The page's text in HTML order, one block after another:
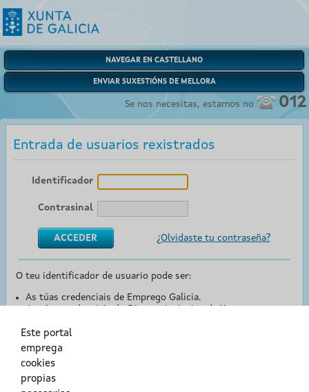
NAVEGAR EN CASTELLANO
ENVIAR SUXESTIÓNS DE MELLORA
Se nos necesitas, estamos no 012
Entrada de usuarios rexistrados
Identificador
Contrasinal
¿Olvidaste tu contraseña?
O teu identificador de usuario pode ser:
As túas credenciais de Emprego Galicia.
O teu DNI ou o teu NIE.
Este portal
emprega
cookies
propias